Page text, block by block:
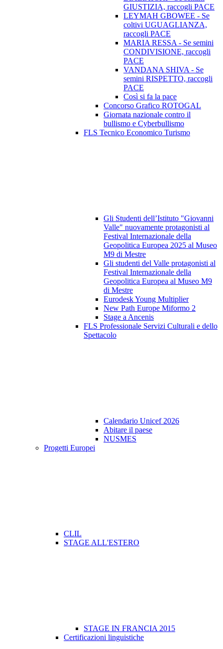
GIUSTIZIA, raccogli PACE
LEYMAH GBOWEE - Se
coltivi UGUAGLIANZA,
raccogli PACE
MARIA RESSA - Se semini
CONDIVISIONE, raccogli
PACE
VANDANA SHIVA - Se
semini RISPETTO, raccogli
PACE
Così si fa la pace
Concorso Grafico ROTOGAL
Giornata nazionale contro il
bullismo e Cyberbullismo
FLS Tecnico Economico Turismo
Gli Studenti dell’Istituto "Giovanni
Valle" nuovamente protagonisti al
Festival Internazionale della
Geopolitica Europea 2025 al Museo
M9 di Mestre
Gli studenti del Valle protagonisti al
Festival Internazionale della
Geopolitica Europea al Museo M9
di Mestre
Eurodesk Young Multiplier
New Path Europe Miformo 2
Stage a Ancenis
FLS Professionale Servizi Culturali e dello
Spettacolo
Calendario Unicef 2026
Abitare il paese
NUSMES
Progetti Europei
CLIL
STAGE ALL'ESTERO
STAGE IN FRANCIA 2015
Certificazioni linguistiche